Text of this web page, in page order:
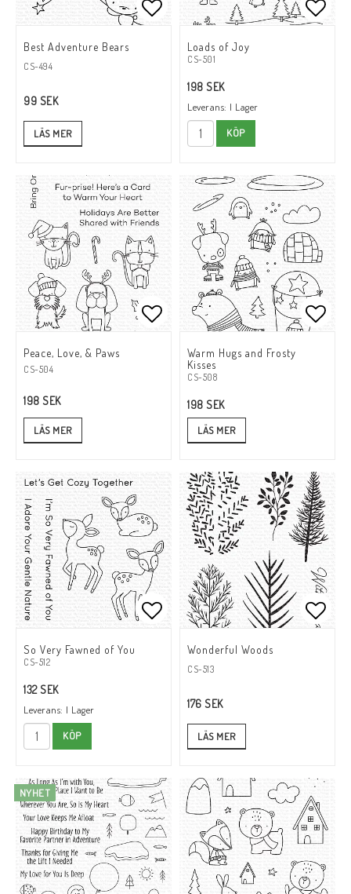
Lägg till i favoritlistan
Lägg till i favoritlistan
Best Adventure Bears
CS-494
99 SEK
LÄS MER
Loads of Joy
CS-501
198 SEK
Leverans: I Lager
KÖP
Lägg till i favoritlistan
Lägg till i favoritlistan
Peace, Love, & Paws
CS-504
198 SEK
LÄS MER
Warm Hugs and Frosty
Kisses
CS-508
198 SEK
LÄS MER
Lägg till i favoritlistan
Lägg till i favoritlistan
So Very Fawned of You
CS-512
132 SEK
Leverans: I Lager
KÖP
Wonderful Woods
CS-513
176 SEK
LÄS MER
NYHET